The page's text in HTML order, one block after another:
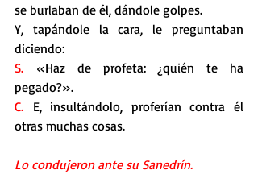
se burlaban de él, dándole golpes.
Y, tapándole la cara, le preguntaban
diciendo:
S. «Haz de profeta: ¿quién te ha
pegado?».
C. E, insultándolo, proferían contra él
otras muchas cosas.
Lo condujeron ante su Sanedrín.